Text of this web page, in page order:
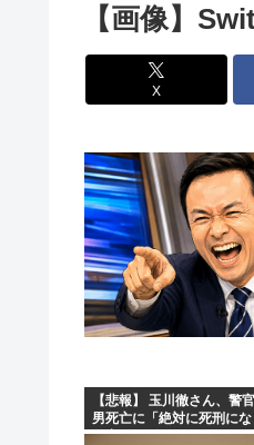
【画像】美人ママ、息
江戸時代から続く「
【熊本地震】共産党・
みい山の亜月ねねさん
【画像】俺たちの姫、
エヌビディア、次期
【自民統一の広報紙】
ヨーロッパが中国製メ
【アリババ】世界最
インドネシア「高速
【画像】
X
【悲報】 玉川徹さん、警
男死亡に「絶対に死刑に
警察が死刑にした！」 →